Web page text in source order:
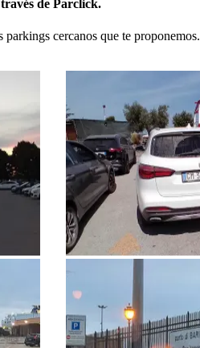
de Parclick.
cercanos que te proponemos.